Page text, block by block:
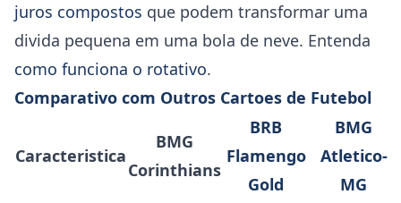
juros compostos que podem transformar uma
divida pequena em uma bola de neve. Entenda
como funciona o rotativo.
Comparativo com Outros Cartoes de Futebol
Caracteristica
BMG
Corinthians
BRB
Flamengo
Gold
BMG
Atletico-
MG